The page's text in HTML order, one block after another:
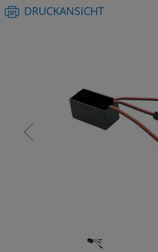
DRUCKANSICHT